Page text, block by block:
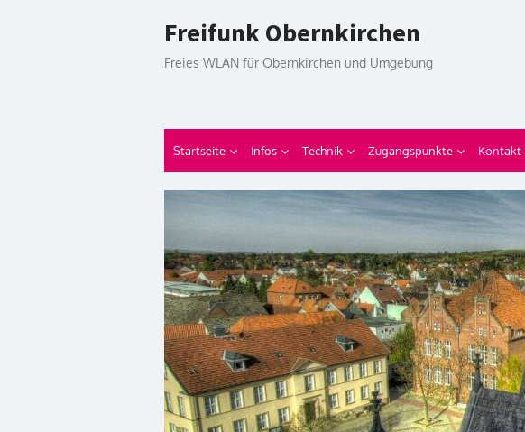
to
Freifunk Obernkirchen
Freies WLAN für Obernkirchen und Umgebung
Startseite Infos Technik Zugangspunkte Kontakt